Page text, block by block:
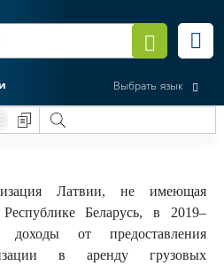
Выбрать язык
Латвии, не имеющая
Республике Беларусь, в 2019–
от предоставления
в аренду грузовых